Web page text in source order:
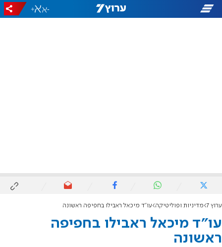
-
+
ערוץ 7 מדיניות ופוליטיקה עו"ד מיכאל ראבילו בחפיפה ראשונה
עו"ד מיכאל ראבילו בחפיפה
ראשונה